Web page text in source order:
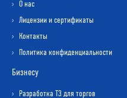
О нас
Лицензии и сертификаты
Контакты
Политика конфиденциальности
Бизнесу
Разработка ТЗ для торгов